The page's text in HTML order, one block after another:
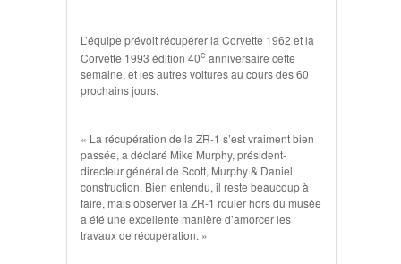
L’équipe prévoit récupérer la Corvette 1962 et la
Corvette 1993 édition 40e anniversaire cette
semaine, et les autres voitures au cours des 60
prochains jours.
« La récupération de la ZR-1 s’est vraiment bien
passée, a déclaré Mike Murphy, président-
directeur général de Scott, Murphy & Daniel
construction. Bien entendu, il reste beaucoup à
faire, mais observer la ZR-1 rouler hors du musée
a été une excellente manière d’amorcer les
travaux de récupération. »